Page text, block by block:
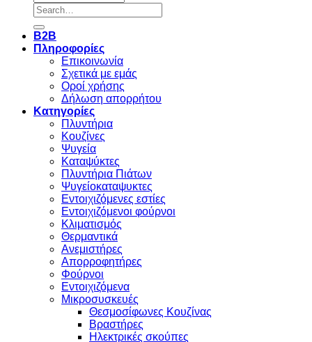
Search
for:
B2B
Πληροφορίες
Επικοινωνία
Σχετικά με εμάς
Οροί χρήσης
Δήλωση απορρήτου
Κατηγορίες
Πλυντήρια
Κουζίνες
Ψυγεία
Καταψύκτες
Πλυντήρια Πιάτων
Ψυγείοκαταψυκτες
Εντοιχιζόμενες εστίες
Εντοιχιζόμενοι φούρνοι
Κλιματισμός
Θερμαντικά
Ανεμιστήρες
Απορροφητήρες
Φούρνοι
Εντoιχιζόμενα
Μικροσυσκευές
Θεσμοσίφωνες Κουζίνας
Βραστήρες
Ηλεκτρικές σκούπες